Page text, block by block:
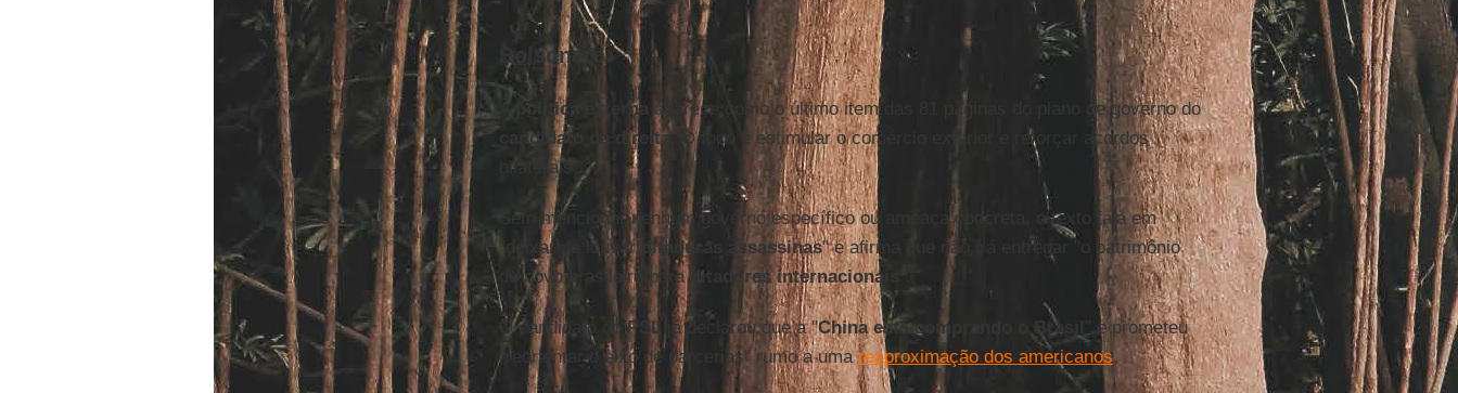
Bolsonaro
política externa
aparece como o último item das 81 páginas do plano de governo do
candidato da direita. O foco é estimular o comércio exterior e reforçar acordos
bilaterais.
Sem mencionar nenhum governo específico ou ameaça concreta, o texto fala em
"deixar de louvar
ditaduras assassinas" e afirma que não irá entregar "o patrimônio
do povo brasileiro paraditadores internacionais
O candidato doPSL já declarou que a "China está comprando o Brasil
" e prometeu
"reorientar o eixo de parcerias" rumo a umareaproximação dos americanos.